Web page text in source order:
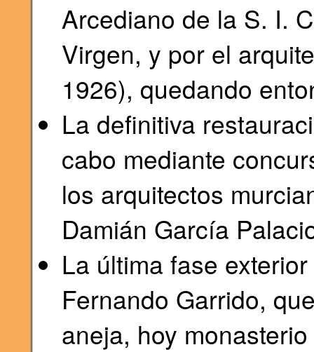
Arcediano de la S. I.
Virgen, y por el
1926), quedando
La definitiva
cabo mediante
los arquitectos
Damián García
La última fase
Fernando Garrido,
aneja, hoy